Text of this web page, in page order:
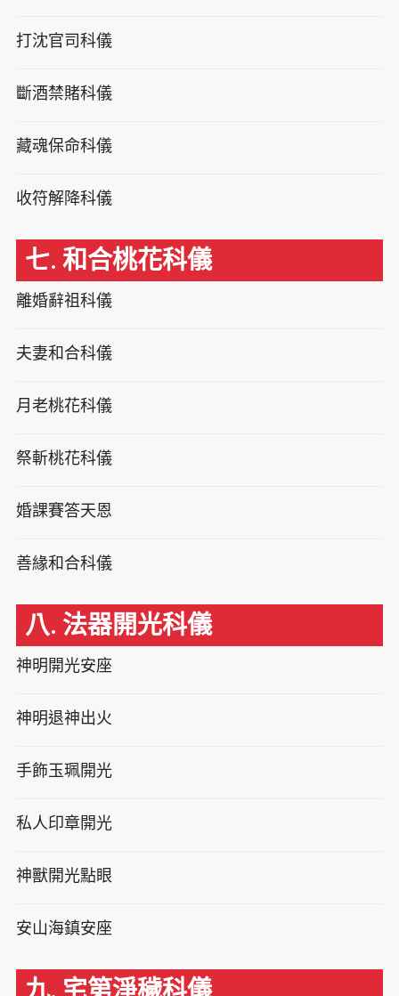
打沈官司科儀
斷酒禁賭科儀
藏魂保命科儀
收符解降科儀
七. 和合桃花科儀
離婚辭祖科儀
夫妻和合科儀
月老桃花科儀
祭斬桃花科儀
婚課賽答天恩
善緣和合科儀
八. 法器開光科儀
神明開光安座
神明退神出火
手飾玉珮開光
私人印章開光
神獸開光點眼
安山海鎮安座